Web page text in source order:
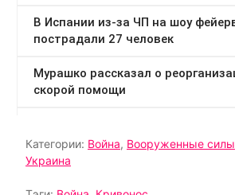
Категории: Война, Вооруженные силы
Украина